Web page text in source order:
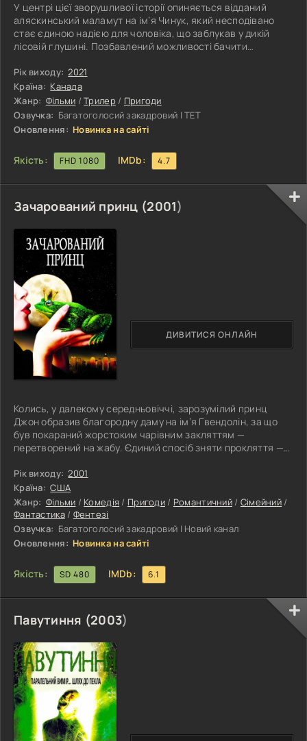
У центрі цієї зворушливої історії опиняється відданий
аляскинський маламут на ім’я Чинук, який несподівано
стає єдиною надією для чоловіка, що заблукав у дикій
лісовій глушині. Позбавлений можливості бачити
де кожен неправильний крок може коштувати життя. Саме
тоді вірний пес бере на себе відповідальність провести
свого господаря крізь численні перешкоди та допомогти
йому знайти шлях до порятунку. Тим часом діти зниклого
чоловіка
Рік виходу: 2021
Країна: Канада
Жанр: Фільми /Трилер/ Пригоди
Озвучка: Багатоголосий закадровий | ТЕТ
Оновлення: Новинка на сайті
Якість: FHD 1080 IMDb: 4.7
Зачарований принц (2001)
Колись, у далекому середньовіччі, зарозумілий принц
Джон образив благородну даму на ім’я Гвендолін, за що
був покараний жорстоким чарівним закляттям —
перетворений на жабу. Єдиний спосіб зняти прокляття —
одружитися до настання повного місяця. Разом зі своїм
вірним слугою, який розділив його долю, Джон вирушає у
сповнену випробувань подорож, сподіваючись знайти
порятунок. Минуло п’ять століть, і дивна сила переносить
їх у сучасний Нью-Йорк —
Рік виходу: 2001
Країна: США
Жанр: Фільми / Комедія / Пригоди / Романтичний/ Сімейний /
Фантастика/ Фентезі
Озвучка: Багатоголосий закадровий | Новий канал
Оновлення: Новинка на сайті
Якість: SD 480 IMDb: 6.1
ДИВИТИСЯ ОНЛАЙН
Павутиння (2003)